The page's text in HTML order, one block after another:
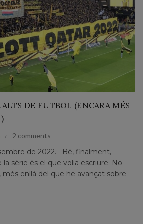
DE FUTBOL (ENCARA MÉS
2 comments
de 2022. Bé, finalment,
sèrie és el que volia escriure. No
enllà del que he avançat sobre